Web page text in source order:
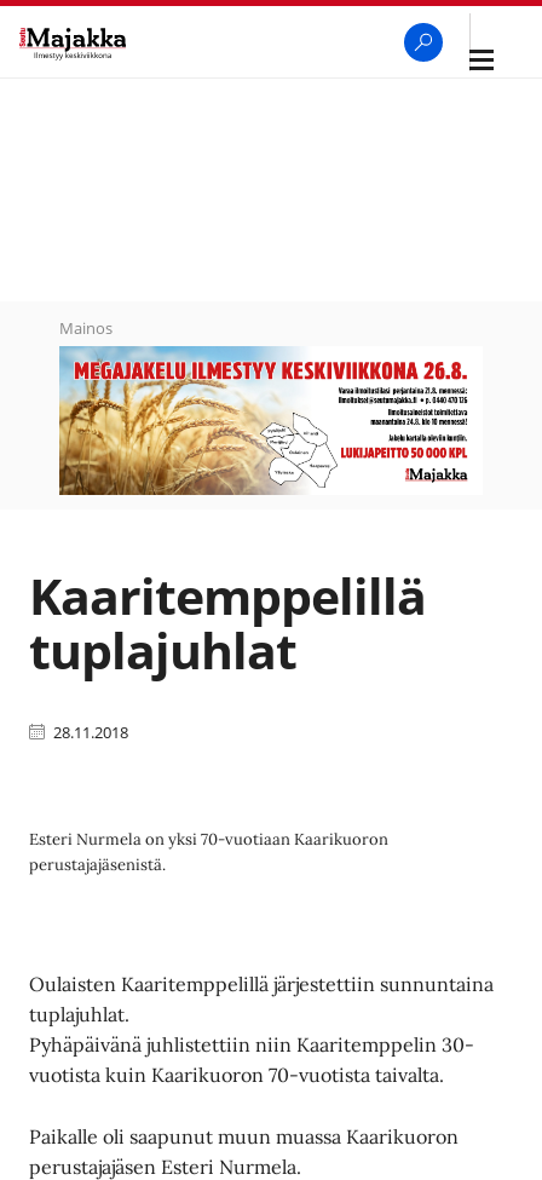
Avaa
Mainos
Kaaritemppelillä
tuplajuhlat
28.11.2018
Esteri Nurmela on yksi 70-vuotiaan Kaarikuoron
perustajajäsenistä.
Oulaisten Kaaritemppelillä järjestettiin sunnuntaina
tuplajuhlat.
Pyhäpäivänä juhlistettiin niin Kaaritemppelin 30-
vuotista kuin Kaarikuoron 70-vuotista taivalta.
Paikalle oli saapunut muun muassa Kaarikuoron
perustajajäsen Esteri Nurmela.